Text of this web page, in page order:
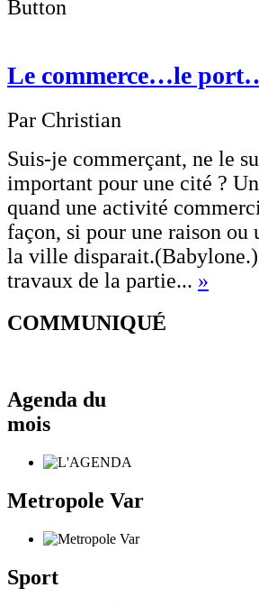
Le commerce…le
Par Christian
Suis-je commerçant, ne le
important pour une cité ?
quand une activité
façon, si pour une raison
la ville
travaux de la partie... »
COMMUNIQUÉ
Agenda du
mois
Metropole Var
Sport